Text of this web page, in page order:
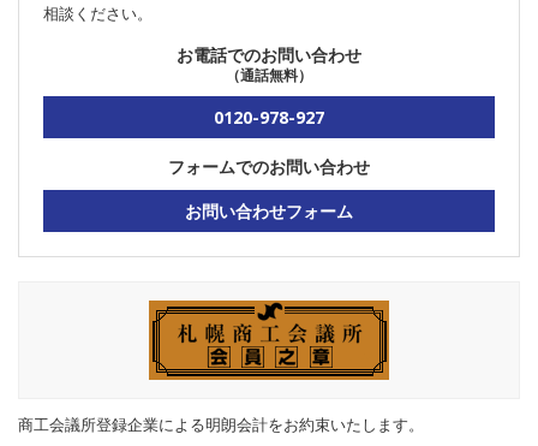
相談ください。
お電話でのお問い合わせ
（通話無料）
0120-978-927
フォームでのお問い合わせ
お問い合わせフォーム
商工会議所登録企業による明朗会計をお約束いたします。